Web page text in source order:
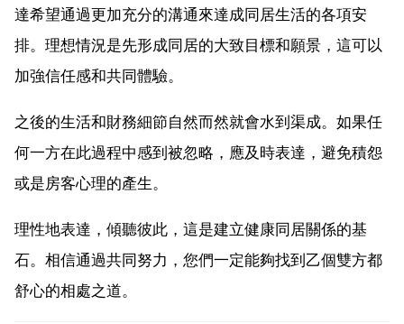
達希望通過更加充分的溝通來達成同居生活的各項安
排。理想情況是先形成同居的大致目標和願景，這可以
加強信任感和共同體驗。
之後的生活和財務細節自然而然就會水到渠成。如果任
何一方在此過程中感到被忽略，應及時表達，避免積怨
或是房客心理的產生。
理性地表達，傾聽彼此，這是建立健康同居關係的基
石。相信通過共同努力，您們一定能夠找到乙個雙方都
舒心的相處之道。